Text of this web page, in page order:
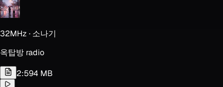
32MHz · 소나기
옥탑방 radio
2:594 MB